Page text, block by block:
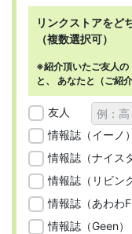
リンクストアをど
（複数選択可）
※紹介頂いたご友人の
と、 あなたと（ご紹
友人
情報誌（イーノ）
情報誌（ナイス
情報誌（リビン
情報誌（あわわ
情報誌（Geen）